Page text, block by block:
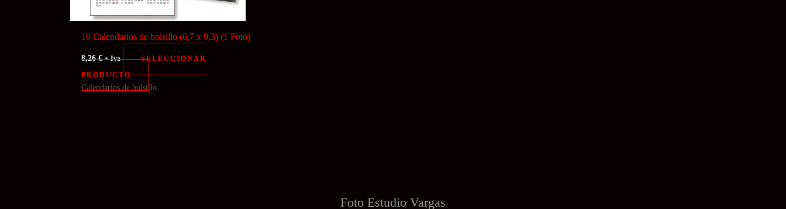
10 Calendarios de bolsillo (6,7 x 9,3) (1 Foto)
8,26€ + Iva
SELECCIONAR
PRODUCTO
Calendarios de bolsillo
Foto Estudio Vargas